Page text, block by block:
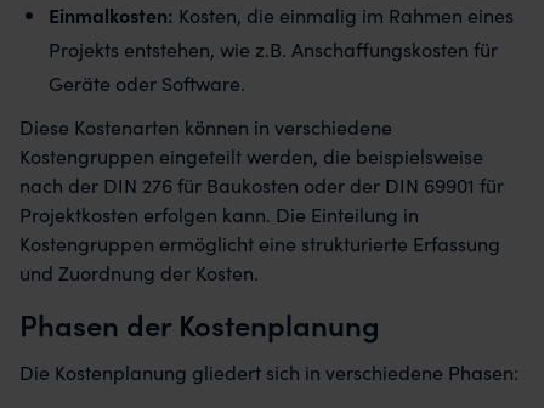
Einmalkosten: Kosten, die einmalig im Rahmen eines
Projekts entstehen, wie z.B. Anschaffungskosten für
Geräte oder Software.
Diese Kostenarten können in verschiedene
Kostengruppen eingeteilt werden, die beispielsweise
nach der DIN 276 für Baukosten oder der DIN 69901 für
Projektkosten erfolgen kann. Die Einteilung in
Kostengruppen ermöglicht eine strukturierte Erfassung
und Zuordnung der Kosten.
Phasen der Kostenplanung
Die Kostenplanung gliedert sich in verschiedene Phasen: